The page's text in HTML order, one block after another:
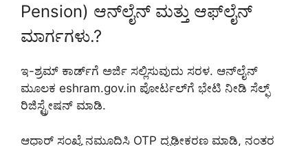
Pension) ಆನ್‌ಲೈನ್ ಮತ್ತು ಆಫ್‌ಲೈನ್
ಮಾರ್ಗಗಳು.?
ಇ-ಶ್ರಮ್ ಕಾರ್ಡ್‌ಗೆ ಅರ್ಜಿ ಸಲ್ಲಿಸುವುದು ಸರಳ. ಆನ್‌ಲೈನ್
ಮೂಲಕ eshram.gov.in ಪೋರ್ಟಲ್‌ಗೆ ಭೇಟಿ ನೀಡಿ ಸೆಲ್ಫ್
ರಿಜಿಸ್ಟ್ರೇಷನ್ ಮಾಡಿ.
ಆಧಾರ್ ಸಂಖ್ಯೆ ನಮೂದಿಸಿ OTP ದೃಢೀಕರಣ ಮಾಡಿ, ನಂತರ